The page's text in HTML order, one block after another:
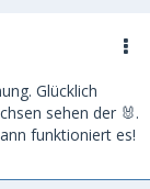
Glücklich
sehen der 🐰.
funktioniert es!